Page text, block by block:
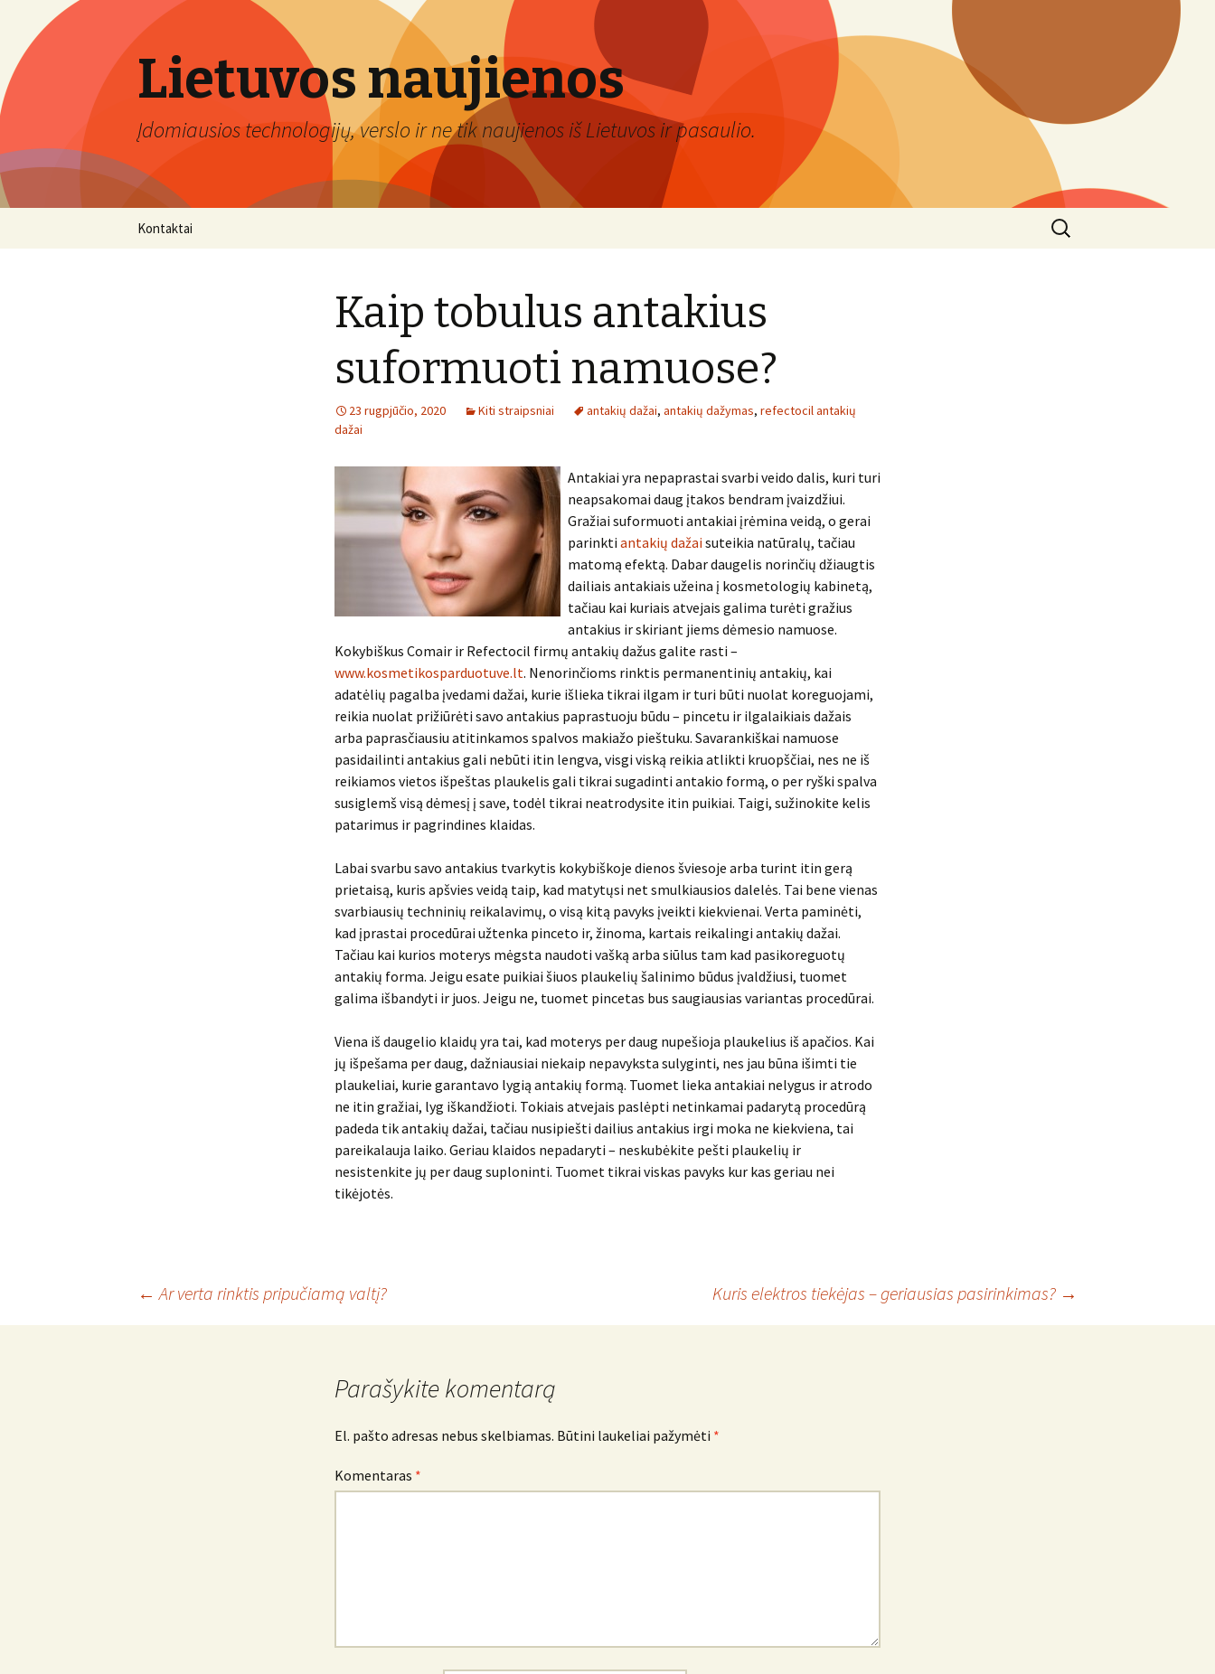
Lietuvos naujienos
Įdomiausios technologijų, verslo ir ne tik naujienos iš Lietuvos ir pasaulio.
Kontaktai
Ieškoti:
Kaip tobulus antakius
suformuoti namuose?
23 rugpjūčio, 2020 Kiti straipsniai antakių dažai, antakių dažymas, refectocil antakių
dažai
Antakiai yra nepaprastai svarbi veido dalis, kuri turi
neapsakomai daug įtakos bendram įvaizdžiui.
Gražiai suformuoti antakiai įrėmina veidą, o gerai
parinkti antakių dažaisuteikia natūralų, tačiau
matomą efektą. Dabar daugelis norinčių džiaugtis
dailiais antakiais užeina į kosmetologių kabinetą,
tačiau kai kuriais atvejais galima turėti gražius
antakius ir skiriant jiems dėmesio namuose.
Kokybiškus Comair ir Refectocil firmų antakių dažus galite rasti –
www.kosmetikosparduotuve.lt. Nenorinčioms rinktis permanentinių antakių, kai
adatėlių pagalba įvedami dažai, kurie išlieka tikrai ilgam ir turi būti nuolat koreguojami,
reikia nuolat prižiūrėti savo antakius paprastuoju būdu – pincetu ir ilgalaikiais dažais
arba paprasčiausiu atitinkamos spalvos makiažo pieštuku. Savarankiškai namuose
pasidailinti antakius gali nebūti itin lengva, visgi viską reikia atlikti kruopščiai, nes ne iš
reikiamos vietos išpeštas plaukelis gali tikrai sugadinti antakio formą, o per ryški spalva
susiglemš visą dėmesį į save, todėl tikrai neatrodysite itin puikiai. Taigi, sužinokite kelis
patarimus ir pagrindines klaidas.
Labai svarbu savo antakius tvarkytis kokybiškoje dienos šviesoje arba turint itin gerą
prietaisą, kuris apšvies veidą taip, kad matytųsi net smulkiausios dalelės. Tai bene vienas
svarbiausių techninių reikalavimų, o visą kitą pavyks įveikti kiekvienai. Verta paminėti,
kad įprastai procedūrai užtenka pinceto ir, žinoma, kartais reikalingi antakių dažai.
Tačiau kai kurios moterys mėgsta naudoti vašką arba siūlus tam kad pasikoreguotų
antakių forma. Jeigu esate puikiai šiuos plaukelių šalinimo būdus įvaldžiusi, tuomet
galima išbandyti ir juos. Jeigu ne, tuomet pincetas bus saugiausias variantas procedūrai.
Viena iš daugelio klaidų yra tai, kad moterys per daug nupešioja plaukelius iš apačios. Kai
jų išpešama per daug, dažniausiai niekaip nepavyksta sulyginti, nes jau būna išimti tie
plaukeliai, kurie garantavo lygią antakių formą. Tuomet lieka antakiai nelygus ir atrodo
ne itin gražiai, lyg iškandžioti. Tokiais atvejais paslėpti netinkamai padarytą procedūrą
padeda tik antakių dažai, tačiau nusipiešti dailius antakius irgi moka ne kiekviena, tai
pareikalauja laiko. Geriau klaidos nepadaryti – neskubėkite pešti plaukelių ir
nesistenkite jų per daug suploninti. Tuomet tikrai viskas pavyks kur kas geriau nei
tikėjotės.
← Ar verta rinktis pripučiamą valtį? Kuris elektros tiekėjas – geriausias pasirinkimas? →
Parašykite komentarą
El. pašto adresas nebus skelbiamas. Būtini laukeliai pažymėti *
Komentaras *